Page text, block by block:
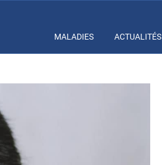
MALADIES ACTUALITÉS